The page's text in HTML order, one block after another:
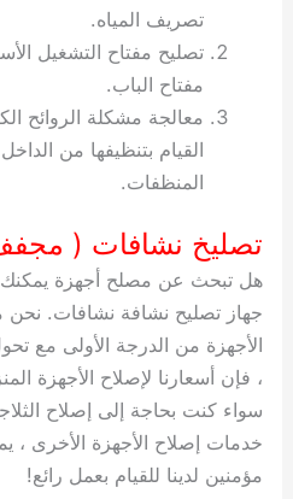
تصريف المياه.
تصليح مفتاح التشغيل
مفتاح الباب.
معالجة مشكلة الروائح
القيام بتنظيفها من
المنظفات.
تصليخ نشافات (
هل تبحث عن مصلح أجهزة يمكنك
جهاز تصليح نشافة نشافات. نحن
الأجهزة من الدرجة الأولى مع
، فإن أسعارنا لإصلاح الأجهزة
سواء كنت بحاجة إلى إصلاح
خدمات إصلاح الأجهزة الأخرى ،
مؤمنين لدينا للقيام بعمل رائع!